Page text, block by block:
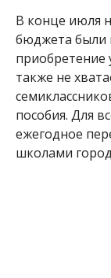
В конце июля
бюджета были
приобретение
также не
пособия. Для
ежегодное
школами